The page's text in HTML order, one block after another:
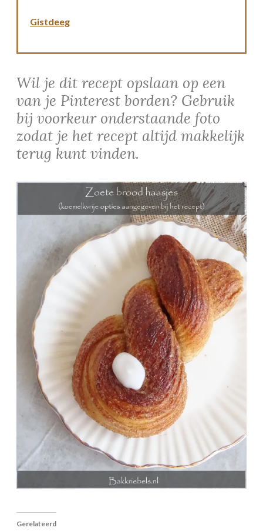
Gistdeeg
Wil je dit recept opslaan op een
van je Pinterest borden? Gebruik
bij voorkeur onderstaande foto
zodat je het recept altijd makkelijk
terug kunt vinden.
Gerelateerd